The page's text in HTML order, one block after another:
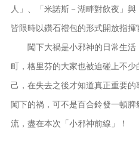
人」、「米諾斯－湖畔對飲夜」與
皆限時以鑽石禮包的形式開放指揮
闖下大禍是小邪神的日常生活
町，格里芬的大家也被迫碰上不
己，在失去之後才知道真正重要
闖下的禍，可不是百合鈴發一頓
流，盡在本次「小邪神前線」！